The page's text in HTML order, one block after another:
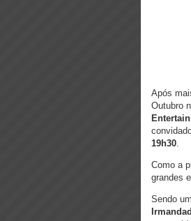
Após
Outubro
19h30.
Como a
grandes
Sendo